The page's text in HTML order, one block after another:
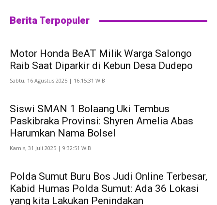
Berita Terpopuler
Motor Honda BeAT Milik Warga Salongo
Raib Saat Diparkir di Kebun Desa Dudepo
Sabtu, 16 Agustus 2025 | 16:15:31 WIB
Siswi SMAN 1 Bolaang Uki Tembus
Paskibraka Provinsi: Shyren Amelia Abas
Harumkan Nama Bolsel
Kamis, 31 Juli 2025 | 9:32:51 WIB
Polda Sumut Buru Bos Judi Online Terbesar,
Kabid Humas Polda Sumut: Ada 36 Lokasi
yang kita Lakukan Penindakan